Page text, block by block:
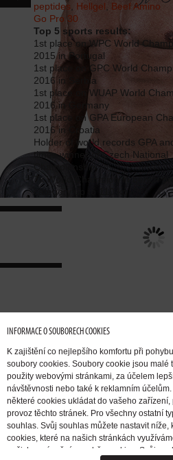
CATALOG
peptides
Hellgel
Beef Amino
Go Pro 30
Top 5 sports results:
1st place on WPC World
2015 in Portugal
1st place on GPC World
2016 in Serbia
1st place on WUAP World
2016 in Germany
1st place on GPA European
2016 in Croatia
Holder of world records GPA
times winner of Czech National
Championship
7x World Champion in bench
category up to 110 kg
I WANT TOGAIN
MUSCLEMASS
INFORMACE O SOUBORECH COOKIES
K zajištění co nejlepšího komfortu při
soubory cookies. Soubory cookie jsou malé
použity webovými stránkami, za účelem
návštěvnosti nebo také k reklamním
některé cookies ukládat do vašeho
provoz těchto stránek. Pro všechny ostatní
souhlas. Svůj souhlas můžete nastavit
cookies, které na našich stránkách
našich oprávnění pro sběr cookies. Svůj